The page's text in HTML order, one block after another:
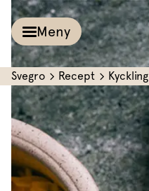
Meny
Recept
Örter &
Sallat
Svegro Recept Kyckling